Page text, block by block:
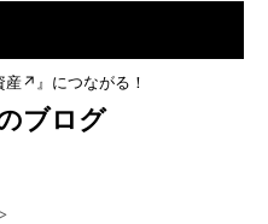
産↗︎』につながる！
ブログ
>